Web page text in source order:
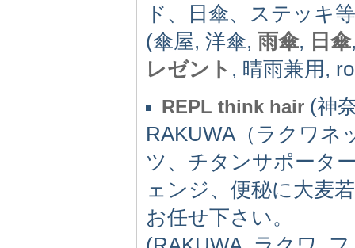
ド、日傘、ステッキ
(傘屋, 洋傘, 雨傘, 日傘
レゼント , 晴雨兼用,
REPL think hair (神
RAKUWA（ラクワネ
ツ、チタンサポータ
ェンジ、便秘に大麦
お任せ下さい。